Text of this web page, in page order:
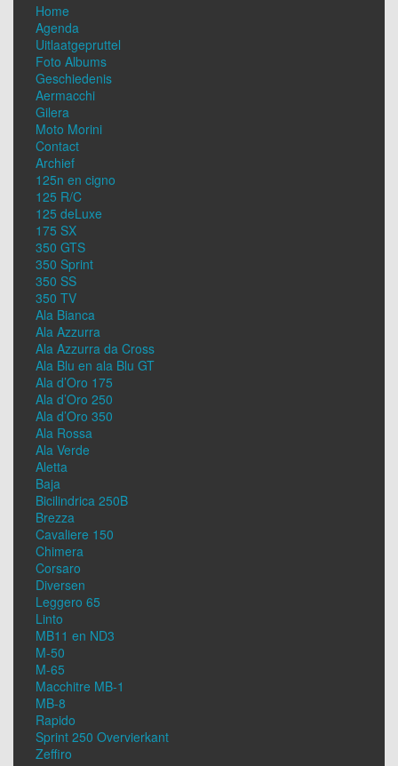
Home
Agenda
Uitlaatgepruttel
Foto Albums
Geschiedenis
Aermacchi
Gilera
Moto Morini
Contact
Archief
125n en cigno
125 R/C
125 deLuxe
175 SX
350 GTS
350 Sprint
350 SS
350 TV
Ala Bianca
Ala Azzurra
Ala Azzurra da Cross
Ala Blu en ala Blu GT
Ala d’Oro 175
Ala d’Oro 250
Ala d’Oro 350
Ala Rossa
Ala Verde
Aletta
Baja
Bicilindrica 250B
Brezza
Cavaliere 150
Chimera
Corsaro
Diversen
Leggero 65
Linto
MB11 en ND3
M-50
M-65
Macchitre MB-1
MB-8
Rapido
Sprint 250 Overvierkant
Zeffiro